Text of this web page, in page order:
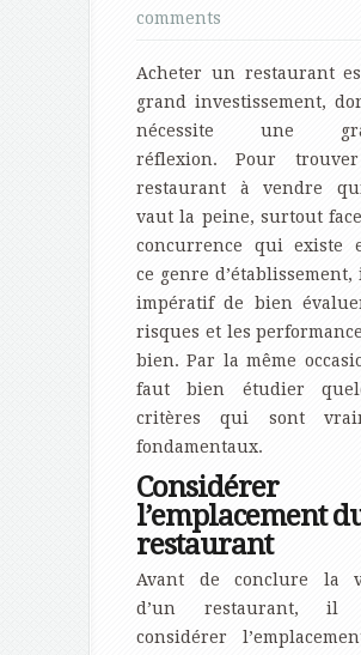
comments
Acheter un restaurant
grand investissement,
nécessite une
réflexion. Pour
restaurant à vendre
vaut la peine, surtout
concurrence qui existe
ce genre d’établissement,
impératif de bien
risques et les
bien. Par la même
faut bien étudier
critères qui sont
fondamentaux.
Considérer
l’emplacement
restaurant
Avant de conclure la
d’un restaurant, il
considérer